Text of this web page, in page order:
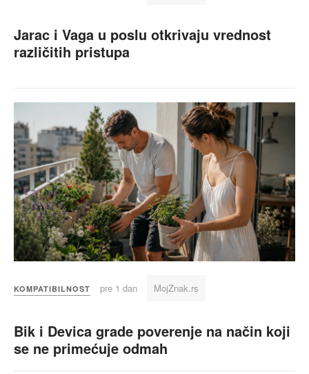
Jarac i Vaga u poslu otkrivaju vrednost
različitih pristupa
KOMPATIBILNOST pre 1 dan MojZnak.rs
Bik i Devica grade poverenje na način koji
se ne primećuje odmah